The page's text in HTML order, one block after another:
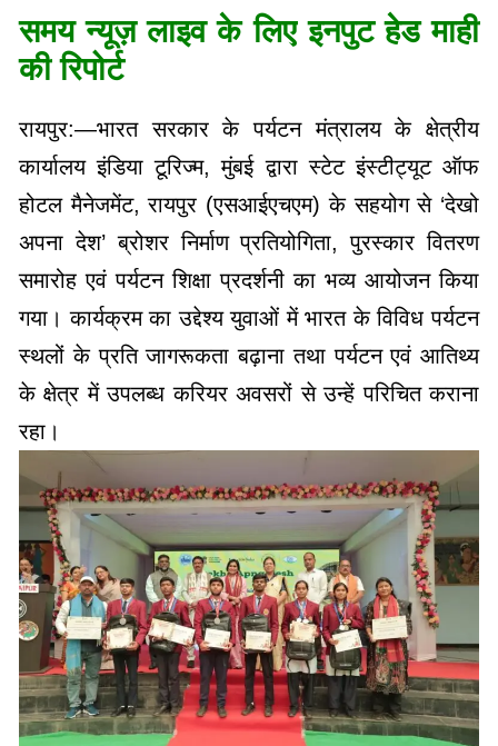
समय न्यूज़ लाइव के लिए इनपुट हेड माही
की रिपोर्ट
रायपुर:—भारत सरकार के पर्यटन मंत्रालय के क्षेत्रीय
कार्यालय इंडिया टूरिज्म, मुंबई द्वारा स्टेट इंस्टीट्यूट ऑफ
होटल मैनेजमेंट, रायपुर (एसआईएचएम) के सहयोग से ‘देखो
अपना देश’ ब्रोशर निर्माण प्रतियोगिता, पुरस्कार वितरण
समारोह एवं पर्यटन शिक्षा प्रदर्शनी का भव्य आयोजन किया
गया। कार्यक्रम का उद्देश्य युवाओं में भारत के विविध पर्यटन
स्थलों के प्रति जागरूकता बढ़ाना तथा पर्यटन एवं आतिथ्य
के क्षेत्र में उपलब्ध करियर अवसरों से उन्हें परिचित कराना
रहा।